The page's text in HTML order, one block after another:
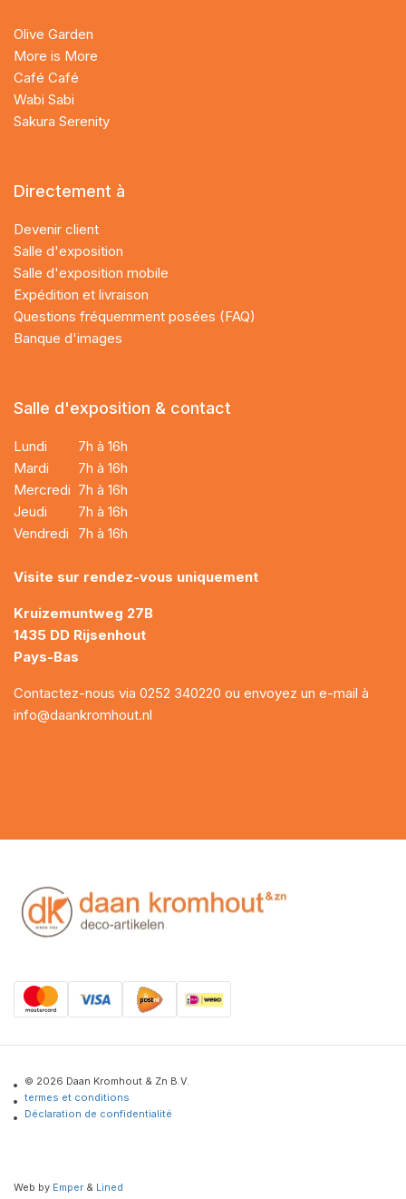
Olive Garden
More is More
Café Café
Wabi Sabi
Sakura Serenity
Directement à
Devenir client
Salle d'exposition
Salle d'exposition mobile
Expédition et livraison
Questions fréquemment posées (FAQ)
Banque d'images
Salle d'exposition & contact
Lundi
7h à 16h
Mardi
7h à 16h
Mercredi 7h à 16h
Jeudi
7h à 16h
Vendredi
7h à 16h
Visite sur rendez-vous uniquement
Kruizemuntweg 27B
1435 DD Rijsenhout
Pays-Bas
Contactez-nous via 0252 340220 ou envoyez un e-mail à
info@daankromhout.nl
© 2026 Daan Kromhout & Zn B.V.
termes et conditions
Déclaration de confidentialité
Web by Emper & Lined